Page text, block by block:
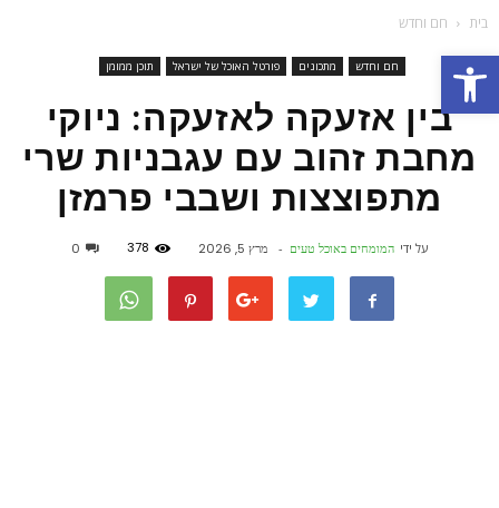
פתח סרגל נגישות
בית חם וחדש
חם וחדש מתכונים פורטל האוכל של ישראל תוכן ממומן
בין אזעקה לאזעקה: ניוקי
מחבת זהוב עם עגבניות שרי
מתפוצצות ושבבי פרמזן
על ידי המומחים באוכל טעים - מרץ 5, 2026 378
0